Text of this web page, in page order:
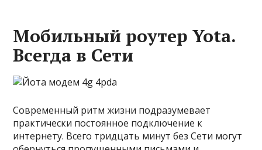
Мобильный роутер Yota.
Всегда в Сети
Современный ритм жизни подразумевает
практически постоянное подключение к
интернету. Всего тридцать минут без Сети могут